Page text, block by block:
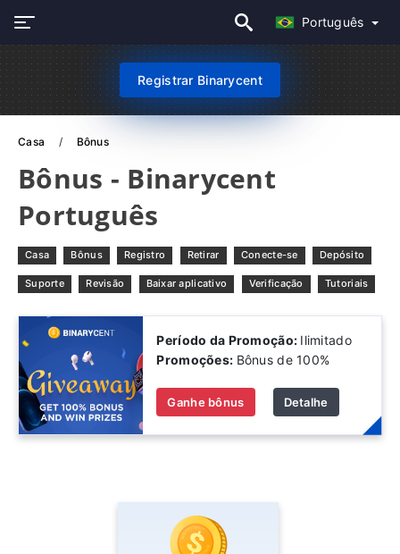
Português
Registrar Binarycent
Casa Bônus
Bônus - Binarycent
Português
Casa Bônus Registro Retirar Conecte-se Depósito
Suporte Revisão Baixar aplicativo Verificação Tutoriais
Período da Promoção: Ilimitado
Promoções: Bônus de 100%
Ganhe bônus Detalhe